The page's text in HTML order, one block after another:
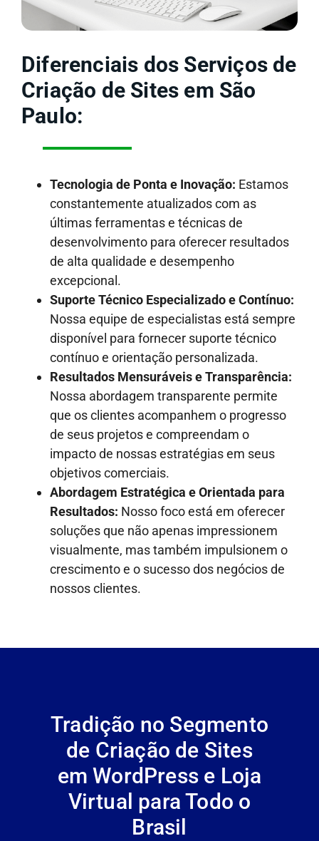
Diferenciais dos Serviços de
Criação de Sites em São
Paulo:
Tecnologia de Ponta e Inovação: Estamos
constantemente atualizados com as
últimas ferramentas e técnicas de
desenvolvimento para oferecer resultados
de alta qualidade e desempenho
excepcional.
Suporte Técnico Especializado e Contínuo:
Nossa equipe de especialistas está sempre
disponível para fornecer suporte técnico
contínuo e orientação personalizada.
Resultados Mensuráveis e Transparência:
Nossa abordagem transparente permite
que os clientes acompanhem o progresso
de seus projetos e compreendam o
impacto de nossas estratégias em seus
objetivos comerciais.
Abordagem Estratégica e Orientada para
Resultados: Nosso foco está em oferecer
soluções que não apenas impressionem
visualmente, mas também impulsionem o
crescimento e o sucesso dos negócios de
nossos clientes.
Tradição no Segmento
de Criação de Sites
em WordPress e Loja
Virtual para Todo o
Brasil